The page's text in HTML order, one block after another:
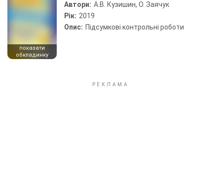
показати
обкладинку
Автори: А.В. Кузишин, О. Заячук
Рік: 2019
Опис: Підсумкові контрольні роботи